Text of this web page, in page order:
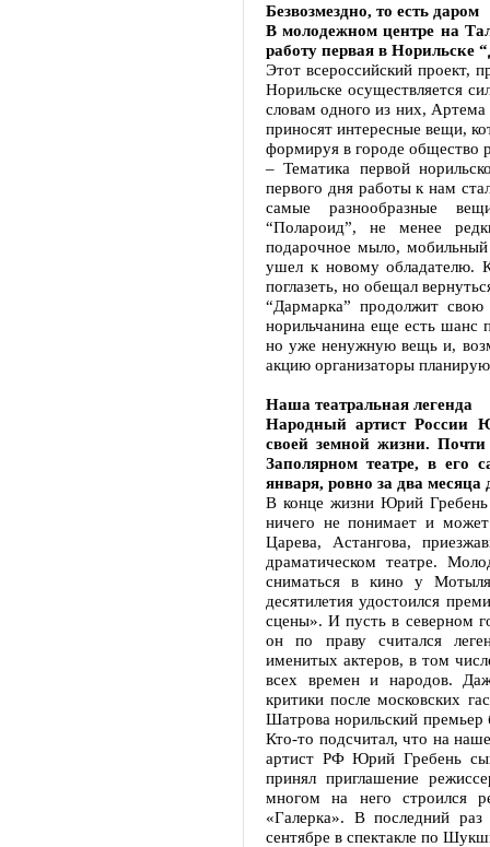
Безвозмездно, то есть даром
В молодежном центре на
работу первая в Норильске
Этот всероссийский проект,
Норильске осуществляется
словам одного из них,
приносят интересные вещи,
формируя в городе общество
– Тематика первой
первого дня работы к нам
самые разнообразные
“Полароид”, не менее
подарочное мыло,
ушел к новому обладателю.
поглазеть, но обещал
“Дармарка” продолжит
норильчанина еще есть
но уже ненужную вещь и,
акцию организаторы
Наша театральная легенда
Народный артист России
своей земной жизни.
Заполярном театре, в его
января, ровно за два месяца
В конце жизни Юрий Гребень
ничего не понимает и
Царева, Астангова,
драматическом театре.
сниматься в кино у
десятилетия удостоился
сцены». И пусть в северном
он по праву считался
именитых актеров, в том
всех времен и народов.
критики после московских
Шатрова норильский премьер
Кто-то подсчитал, что на
артист РФ Юрий Гребень
принял приглашение
многом на него строился
«Галерка». В последний
сентябре в спектакле по